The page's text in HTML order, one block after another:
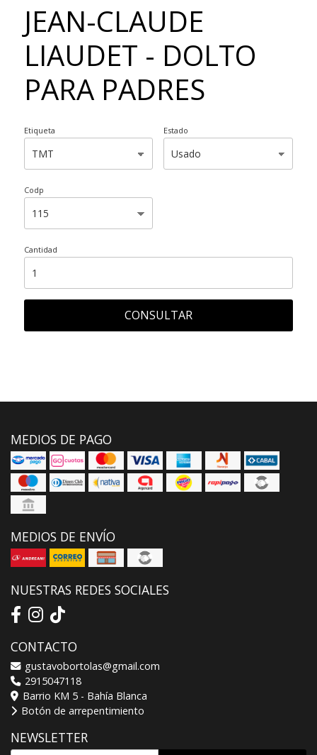
JEAN-CLAUDE
LIAUDET - DOLTO
PARA PADRES
Etiqueta Estado
Codp
Cantidad
CONSULTAR
MEDIOS DE PAGO
MEDIOS DE ENVÍO
NUESTRAS REDES SOCIALES
CONTACTO
gustavobortolas@gmail.com
2915047118
Barrio KM 5 - Bahía Blanca
Botón de arrepentimiento
NEWSLETTER